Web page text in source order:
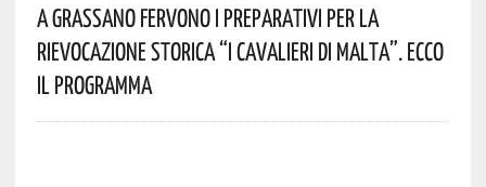
A Grassano Fervono I Preparativi Per La
Rievocazione Storica “I CAVALIERI DI MALTA”. Ecco
Il Programma